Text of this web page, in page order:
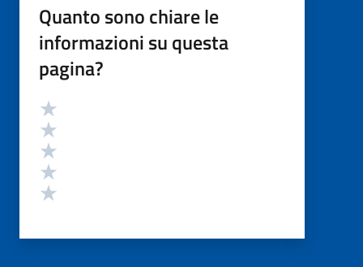
Quanto sono chiare le
informazioni su questa
pagina?
Valutazione